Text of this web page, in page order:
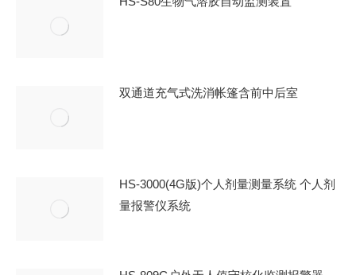
双通道充气式洗消帐篷含前中后室
HS-3000(4G版)个人剂量测量系统 个人剂
量报警仪系统